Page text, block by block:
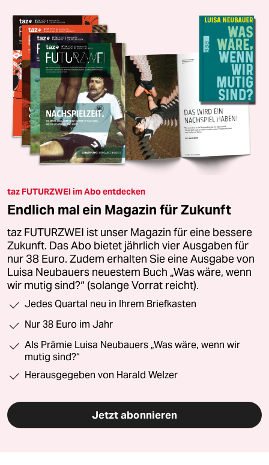
taz FUTURZWEI im Abo entdecken
Endlich mal ein Magazin für Zukunft
taz FUTURZWEI ist unser Magazin für eine bessere
Zukunft. Das Abo bietet jährlich vier Ausgaben für
nur 38 Euro. Zudem erhalten Sie eine Ausgabe von
Luisa Neubauers neuestem Buch „Was wäre, wenn
wir mutig sind?“ (solange Vorrat reicht).
Jedes Quartal neu in Ihrem Briefkasten
Nur 38 Euro im Jahr
Als Prämie Luisa Neubauers „Was wäre, wenn wir
mutig sind?“
Herausgegeben von Harald Welzer
Jetzt abonnieren